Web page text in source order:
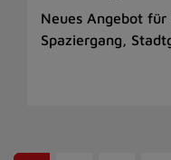
Neues Angebot
Spaziergang,